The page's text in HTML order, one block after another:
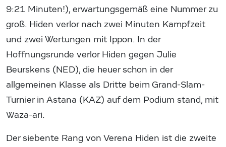
9:21 Minuten!), erwartungsgemäß eine Nummer zu
groß. Hiden verlor nach zwei Minuten Kampfzeit
und zwei Wertungen mit Ippon. In der
Hoffnungsrunde verlor Hiden gegen Julie
Beurskens (NED), die heuer schon in der
allgemeinen Klasse als Dritte beim Grand-Slam-
Turnier in Astana (KAZ) auf dem Podium stand, mit
Waza-ari.
Der siebente Rang von Verena Hiden ist die zweite